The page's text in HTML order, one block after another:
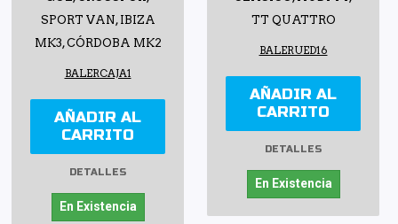
SPORT VAN, IBIZA
MK3, CÓRDOBA MK2
BALERCAJA1
AÑADIR AL
CARRITO
DETALLES
En Existencia
TT QUATTRO
BALERUED16
AÑADIR AL
CARRITO
DETALLES
En Existencia